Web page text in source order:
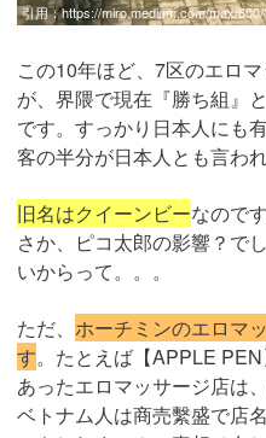
引用：https://miro.medium.com/max/
この10年ほど、7区のエロ
が、界隈で現在『勝ち組』
です。すっかり日本人にも
客の半分が日本人とも言われ
旧名はクイーンビーなので
さか、ピコ太郎の影響？で
いからって。。。
ただ、 ホーチミンのエロマ
す。たとえば【APPLE
あったエロマッサージ店は
ベトナム人は商売繫盛で店